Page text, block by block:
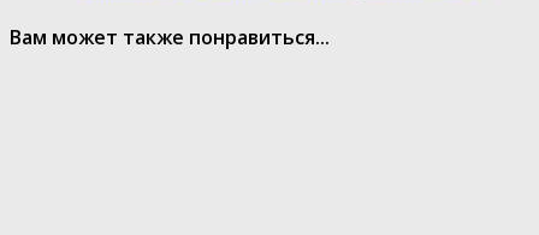
Вам может также понравиться...